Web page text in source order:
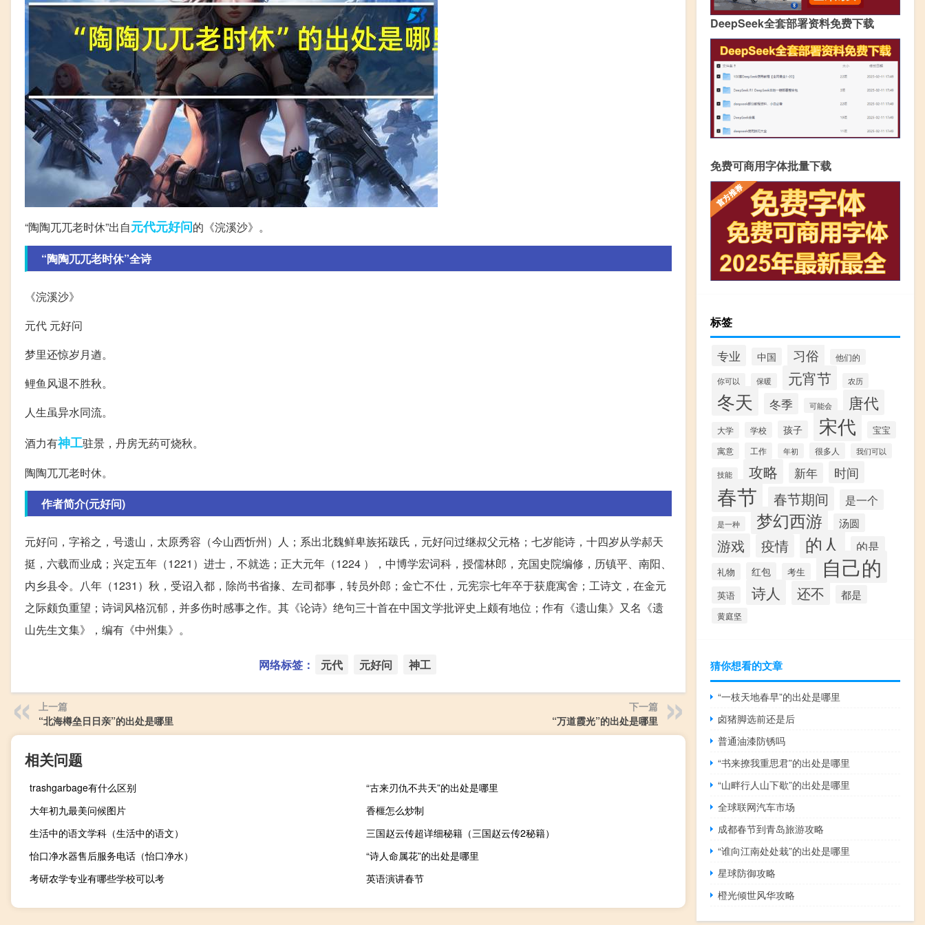
“陶陶兀兀老时休”出自元代元好问的《浣溪沙》。
“陶陶兀兀老时休”全诗
《浣溪沙》
元代 元好问
梦里还惊岁月遒。
鲤鱼风退不胜秋。
人生虽异水同流。
酒力有神工驻景，丹房无药可烧秋。
陶陶兀兀老时休。
作者简介(元好问)
元好问，字裕之，号遗山，太原秀容（今山西忻州）人；系出北魏鲜卑族拓跋氏，元好问过继叔父元格；七岁能诗，十四岁从学郝天
挺，六载而业成；兴定五年（1221）进士，不就选；正大元年（1224 ），中博学宏词科，授儒林郎，充国史院编修，历镇平、南阳、
内乡县令。八年（1231）秋，受诏入都，除尚书省掾、左司都事，转员外郎；金亡不仕，元宪宗七年卒于获鹿寓舍；工诗文，在金元
之际颇负重望；诗词风格沉郁，并多伤时感事之作。其《论诗》绝句三十首在中国文学批评史上颇有地位；作有《遗山集》又名《遗
山先生文集》，编有《中州集》。
网络标签： 元代 元好问 神工
上一篇
“北海樽垒日日亲”的出处是哪里
下一篇
“万道霞光”的出处是哪里
相关问题
trashgarbage有什么区别
“古来刃仇不共天”的出处是哪里
大年初九最美问候图片
香榧怎么炒制
生活中的语文学科（生活中的语文）
三国赵云传超详细秘籍（三国赵云传2秘籍）
怡口净水器售后服务电话（怡口净水）
“诗人命属花”的出处是哪里
考研农学专业有哪些学校可以考
英语演讲春节
DeepSeek全套部署资料免费下载
免费可商用字体批量下载
标签
专业 中国 习俗 他们的
你可以 保暖 元宵节 农历
冬天 冬季 可能会 唐代
大学 学校 孩子 宋代 宝宝
寓意 工作 年初 很多人 我们可以
技能 攻略 新年 时间
春节 春节期间 是一个
是一种 梦幻西游 汤圆
游戏 疫情 的人 的是
礼物 红包 考生 自己的
英语 诗人 还不 都是
黄庭坚
猜你想看的文章
“一枝天地春早”的出处是哪里
卤猪脚选前还是后
普通油漆防锈吗
“书来撩我重思君”的出处是哪里
“山畔行人山下歇”的出处是哪里
全球联网汽车市场
成都春节到青岛旅游攻略
“谁向江南处处栽”的出处是哪里
星球防御攻略
橙光倾世风华攻略